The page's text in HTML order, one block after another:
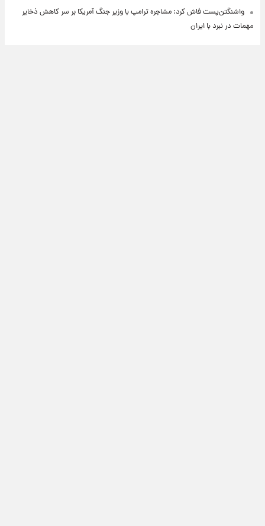
واشنگتن‌پست فاش کرد: مشاجره ترامپ با وزیر جنگ آمریکا بر سر کاهش ذخایر
مهمات در نبرد با ایران